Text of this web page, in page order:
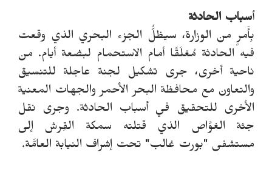
أسباب الحادثة
بِأَمرٍ من الوزارة، سيظلُّ الجزء البحري الذي وقعت
فيه الحادثة مُغلَقًا أمام الاستحمام لبضعة أيام. من
ناحية أخرى، جرى تشكيل لجنة عاجلة للتنسيق
والتعاون مع محافظة البحر الأحمر والجهات المعنية
الأخرى للتحقيق في أسباب الحادثة. وجرى نقل
جثة الغوَّاص الذي قتلته سمكة القِرش إلى
مستشفى "بورت غالب" تحت إشراف النيابة العامَّة.